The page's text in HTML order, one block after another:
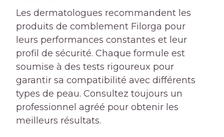
Les dermatologues recommandent les
produits de comblement Filorga pour
leurs performances constantes et leur
profil de sécurité. Chaque formule est
soumise à des tests rigoureux pour
garantir sa compatibilité avec différents
types de peau. Consultez toujours un
professionnel agréé pour obtenir les
meilleurs résultats.